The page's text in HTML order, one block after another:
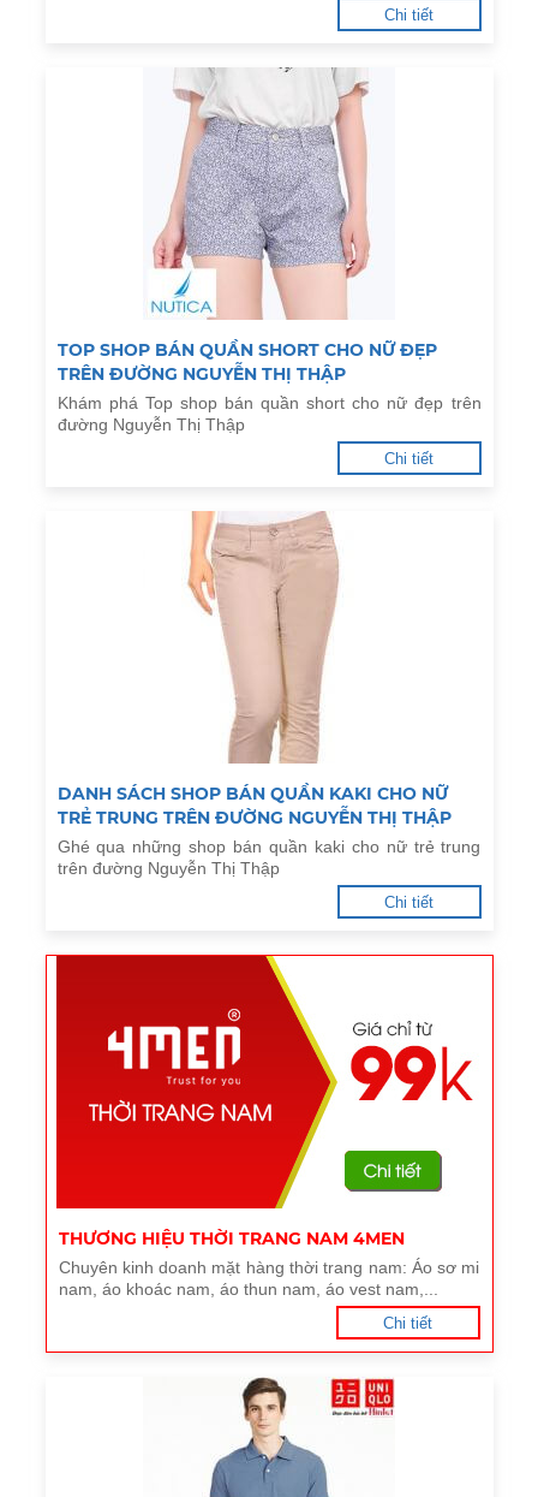
Chi tiết
TOP SHOP BÁN QUẦN SHORT CHO NỮ ĐẸP
TRÊN ĐƯỜNG NGUYỄN THỊ THẬP
Khám phá Top shop bán quần short cho nữ đẹp trên
đường Nguyễn Thị Thập
Chi tiết
DANH SÁCH SHOP BÁN QUẦN KAKI CHO NỮ
TRẺ TRUNG TRÊN ĐƯỜNG NGUYỄN THỊ THẬP
Ghé qua những shop bán quần kaki cho nữ trẻ trung
trên đường Nguyễn Thị Thập
Chi tiết
THƯƠNG HIỆU THỜI TRANG NAM 4MEN
Chuyên kinh doanh mặt hàng thời trang nam: Áo sơ mi
nam, áo khoác nam, áo thun nam, áo vest nam,...
Chi tiết